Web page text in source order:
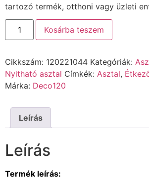
tartozó termék, otthoni vagy üzleti
Kosárba teszem
Cikkszám: 120221044 Kategóriák:
Nyitható asztal Címkék: Asztal,
Márka: Deco120
Leírás
Leírás
Termék leírás: